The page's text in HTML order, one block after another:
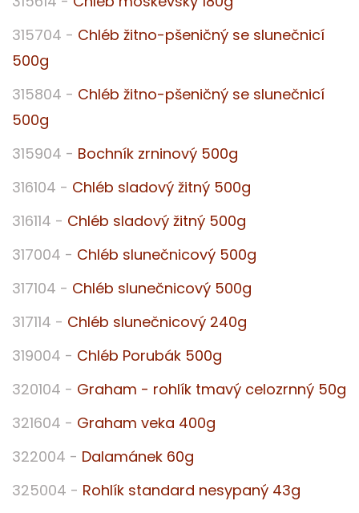
315704 - Chléb žitno-pšeničný se slunečnicí
500g
315804 - Chléb žitno-pšeničný se slunečnicí
500g
315904 - Bochník zrninový 500g
316104 - Chléb sladový žitný 500g
316114 - Chléb sladový žitný 500g
317004 - Chléb slunečnicový 500g
317104 - Chléb slunečnicový 500g
317114 - Chléb slunečnicový 240g
319004 - Chléb Porubák 500g
320104 - Graham - rohlík tmavý celozrnný 50g
321604 - Graham veka 400g
322004 - Dalamánek 60g
325004 - Rohlík standard nesypaný 43g